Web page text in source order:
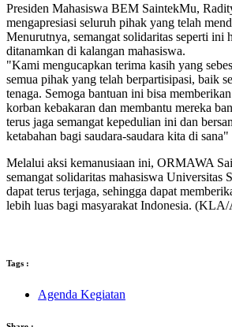
Presiden Mahasiswa BEM SaintekMu,
mengapresiasi seluruh pihak yang telah
Menurutnya, semangat solidaritas seperti ini
ditanamkan di kalangan mahasiswa.
"Kami mengucapkan terima kasih yang
semua pihak yang telah berpartisipasi, baik
tenaga. Semoga bantuan ini bisa
korban kebakaran dan membantu mereka
terus jaga semangat kepedulian ini dan
ketabahan bagi saudara-saudara kita di
Melalui aksi kemanusiaan ini, ORMAWA
semangat solidaritas mahasiswa Universitas
dapat terus terjaga, sehingga dapat
lebih luas bagi masyarakat Indonesia.
Tags :
Agenda Kegiatan